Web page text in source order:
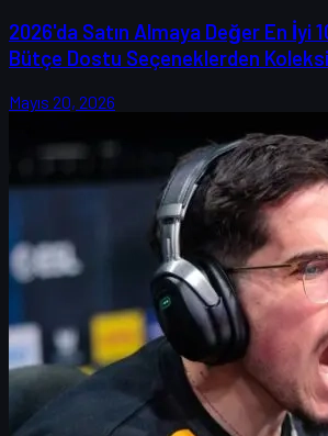
2026'da Satın Almaya Değer En İyi
Bütçe Dostu Seçeneklerden
Mayıs 20, 2026